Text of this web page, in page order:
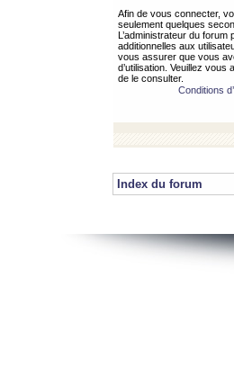
Afin de vous connecter,
seulement quelques
L’administrateur du
additionnelles aux
vous assurer que vous
d’utilisation. Veuillez
de le consulter.
Conditions
Index du forum